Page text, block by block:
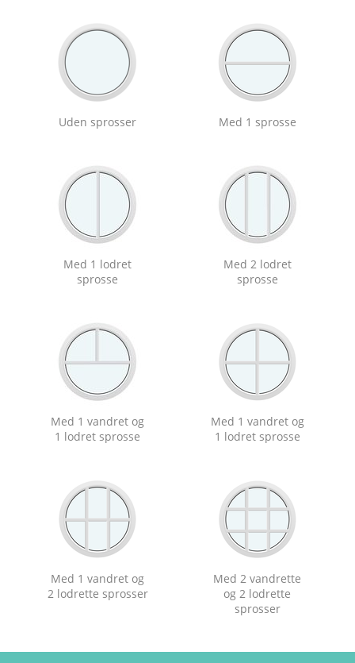
Uden sprosser Med 1 sprosse
Med 1 lodret
sprosse
Med 2 lodret
sprosse
Med 1 vandret og
1 lodret sprosse
Med 1 vandret og
1 lodret sprosse
Med 1 vandret og
2 lodrette sprosser
Med 2 vandrette
og 2 lodrette
sprosser